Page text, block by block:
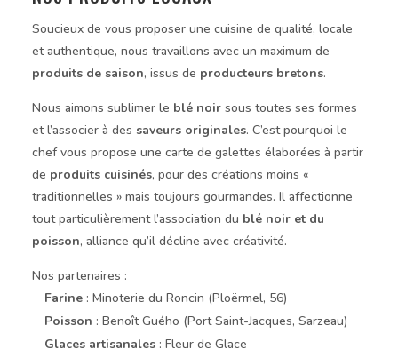
Soucieux de vous proposer une cuisine de qualité, locale
et authentique, nous travaillons avec un maximum de
produits de saison, issus de producteurs bretons.
Nous aimons sublimer le blé noirsous toutes ses formes
et l’associer à des saveurs originales. C’est pourquoi le
chef vous propose une carte de galettes élaborées à partir
de produits cuisinés, pour des créations moins «
traditionnelles » mais toujours gourmandes. Il affectionne
tout particulièrement l’association du blé noir et du
poisson, alliance qu’il décline avec créativité.
Nos partenaires :
Farine: Minoterie du Roncin (Ploërmel, 56)
Poisson : Benoît Guého (Port Saint-Jacques, Sarzeau)
Glaces artisanales: Fleur de Glace